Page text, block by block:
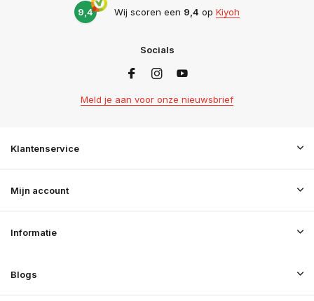
9,4 Wij scoren een 9,4 op Kiyoh
Socials
Meld je aan voor onze nieuwsbrief
Klantenservice
Mijn account
Informatie
Blogs